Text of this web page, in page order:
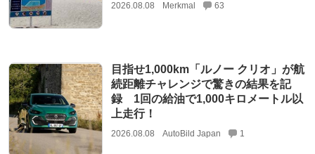
2026.08.08 Merkmal 63
目指せ1,000km「ルノー クリオ」が航
続距離チャレンジで驚きの結果を記
録 1回の給油で1,000キロメートル以
上走行！
2026.08.08 AutoBild Japan 1